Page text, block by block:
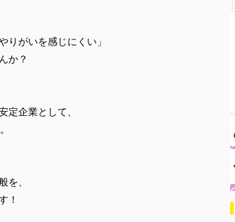
りがいを感じにくい」
か？
定企業として、
を、
！